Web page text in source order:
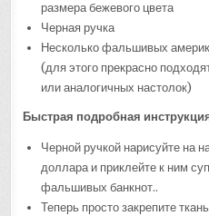
размера бежевого цвета
Черная ручка
Несколько фальшивых
(для этого прекрасно
или аналогичных настолок)
Быстрая подробная
Черной ручкой нарисуйте на
доллара и приклейте к ним
фальшивых банкнот..
Теперь просто закрепите